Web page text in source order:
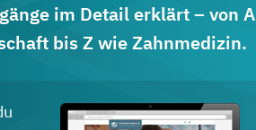
im Detail erklärt – von A
bis Z wie Zahnmedizin.